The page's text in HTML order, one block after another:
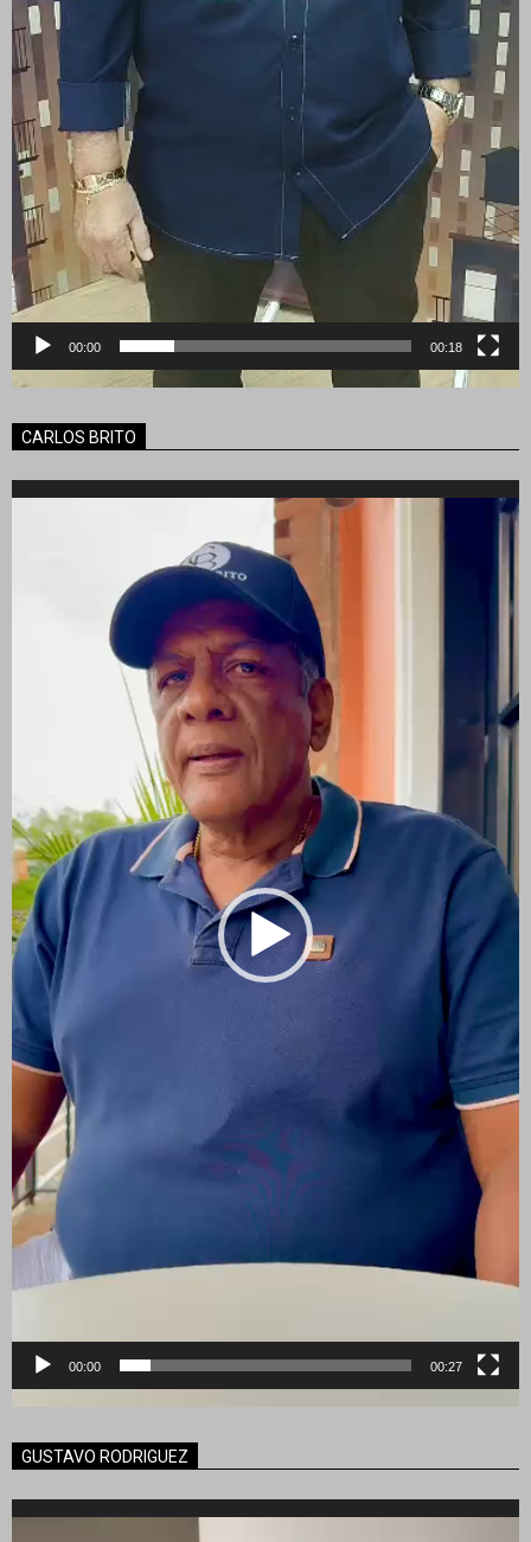
00:00 00:18
CARLOS BRITO
Reproductor
00:00 00:27
GUSTAVO RODRIGUEZ
Reproductor